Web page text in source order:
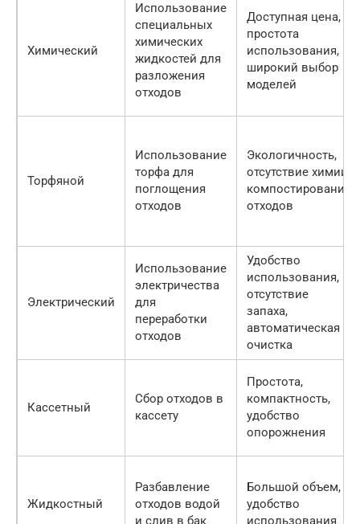
Химический
Использование
специальных
химических
жидкостей для
разложения
отходов
Доступная цена,
простота
использования,
широкий выбор
моделей
Торфяной
Использование
торфа для
поглощения
отходов
Экологичность,
отсутствие химии,
компостирование
отходов
Электрический
Использование
электричества
для
переработки
отходов
Удобство
использования,
отсутствие
запаха,
автоматическая
очистка
Кассетный
Сбор отходов в
кассету
Простота,
компактность,
удобство
опорожнения
Жидкостный
Разбавление
отходов водой
и слив в бак
Большой объем,
удобство
использования